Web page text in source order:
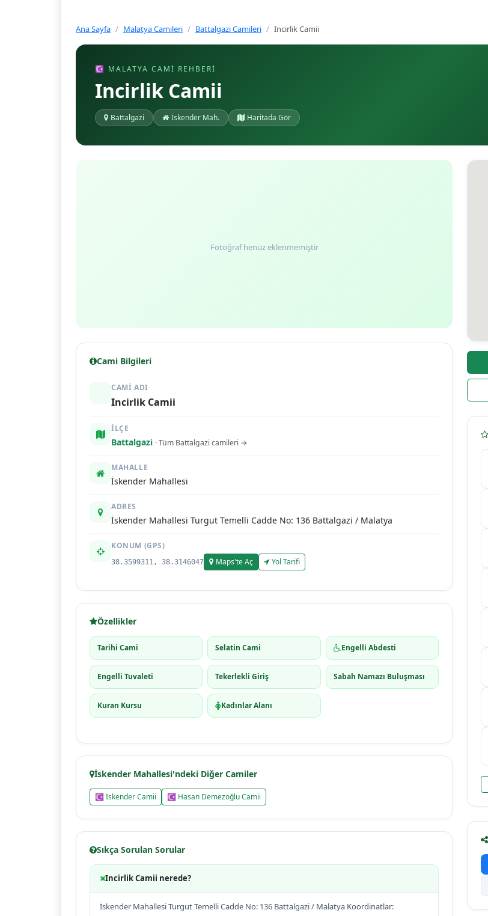
Ana Sayfa Malatya Camileri Battalgazi Camileri Incirlik Camii
☪ MALATYA CAMI REHBERI
Incirlik Camii
Battalgazi İskender Mah. Haritada Gör
Fotoğraf henüz eklenmemiştir
Cami Bilgileri
CAMI ADI
Incirlik Camii
İLÇE
Battalgazi · Tüm Battalgazi camileri →
MAHALLE
İskender Mahallesi
ADRES
İskender Mahallesi Turgut Temelli Cadde No: 136 Battalgazi / Malatya
KONUM (GPS)
38.3599311, 38.3146047 Maps'te Aç Yol Tarifi
Özellikler
Tarihi Cami Selatin Cami Engelli Abdesti
Engelli Tuvaleti Tekerlekli Giriş Sabah Namazı Buluşması
Kuran Kursu Kadınlar Alanı
İskender Mahallesi'ndeki Diğer Camiler
☪ Iskender Camii ☪ Hasan Demezoğlu Camii
Sıkça Sorulan Sorular
Incirlik Camii nerede?
İskender Mahallesi Turgut Temelli Cadde No: 136 Battalgazi / Malatya Koordinatlar: